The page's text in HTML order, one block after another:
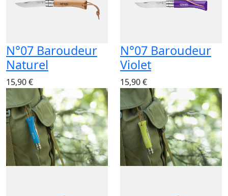
N°07 Baroudeur
Naturel
15,90 €
N°07 Baroudeur
Violet
15,90 €